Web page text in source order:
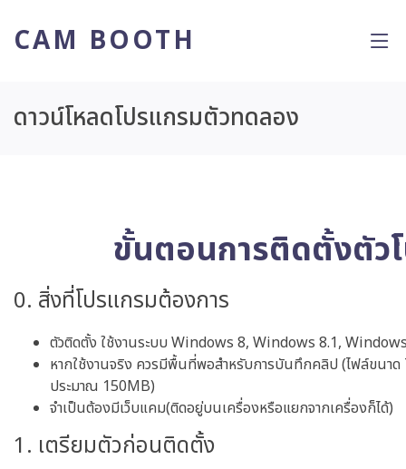
CAM BOOTH
ดาวน์โหลดโปรแกรมตัวทดลอง
ขั้นตอนการติดตั้งตัว
0. สิ่งที่โปรแกรมต้องการ
ตัวติดตั้ง ใช้งานระบบ Windows 8, Windows 8.1,
หากใช้งานจริง ควรมีพื้นที่พอสำหรับการบันทึกคลิป (ไฟล์ขนาด
ประมาณ 150MB)
จำเป็นต้องมีเว็บแคม(ติดอยู่บนเครื่องหรือแยกจากเครื่องก็ได้)
1. เตรียมตัวก่อนติดตั้ง